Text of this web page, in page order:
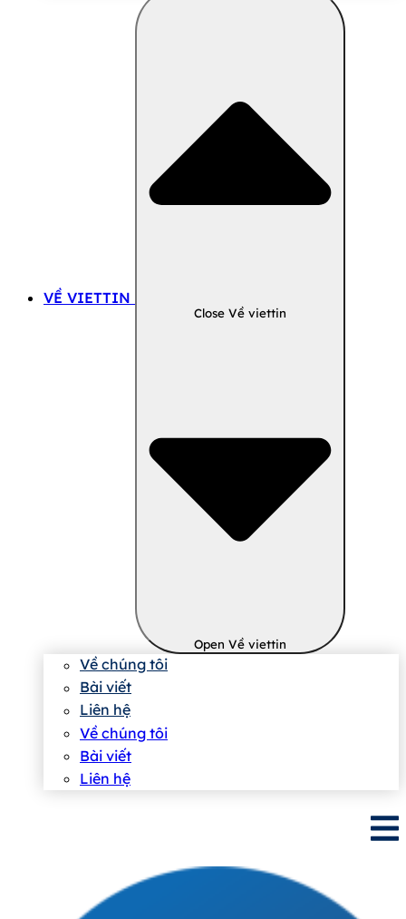
VỀ VIETTIN
Close Về viettin
Open Về viettin
Về chúng tôi
Bài viết
Liên hệ
Về chúng tôi
Bài viết
Liên hệ